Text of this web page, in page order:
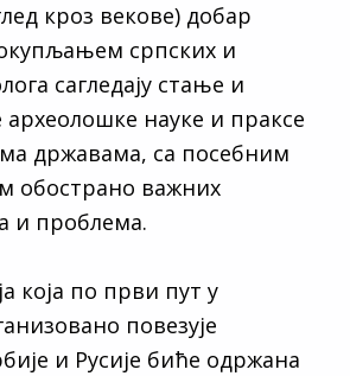
кроз векове) добар
српских и
сагледају стање и
археолошке науке и праксе
државама, са посебним
обострано важних
и проблема.
која по први пут у
повезује
и Русије биће одржана